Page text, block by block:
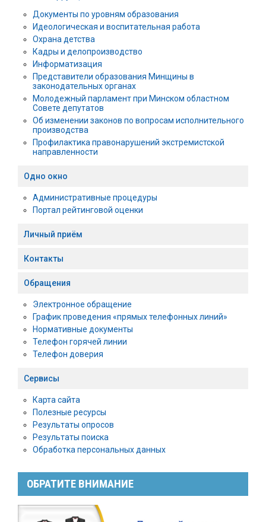
Документы по уровням образования
Идеологическая и воспитательная работа
Охрана детства
Кадры и делопроизводство
Информатизация
Представители образования Минщины в
законодательных органах
Молодежный парламент при Минском областном
Совете депутатов
Об изменении законов по вопросам исполнительного
производства
Профилактика правонарушений экстремистской
направленности
Одно окно
Административные процедуры
Портал рейтинговой оценки
Личный приём
Контакты
Обращения
Электронное обращение
График проведения «прямых телефонных линий»
Нормативные документы
Телефон горячей линии
Телефон доверия
Сервисы
Карта сайта
Полезные ресурсы
Результаты опросов
Результаты поиска
Обработка персональных данных
ОБРАТИТЕ ВНИМАНИЕ